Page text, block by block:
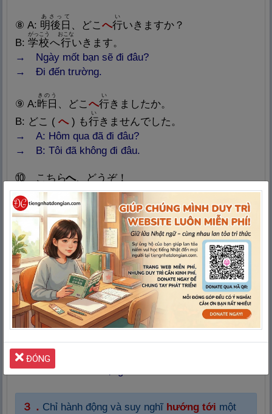
⑧ A: 明後 日
あさって
、どこへ行
HÀNH, HẠNH, HÀNG,
い
いきますか？
B: 学校
がっこう
へ行
HÀNH, HẠNH, HÀNG,
HẠNG
おこな
いきます。
→ Ngày mốt bạn sẽ đi đâu?
→ Đi đến trường.
⑨ A:昨日
きのう
、どこへ行
HÀNH, HẠNH, HÀNG,
HẠNG
い
きましたか。
B: どこ ( へ) も行
HÀNH, HẠNH, HÀNG,
HẠNG
い
きませんでした。
→ A: Hôm qua đã đi đâu?
→ B: Tôi đã không đi đâu.
⑩ こちらへ、どうぞ！
→ Xin mời đi lối này ạ.
⑪ 泉
khoáng)
いずみ
の上
Nghĩa: Trên, phía trên, đưa lên,
流
Nghĩa: Nước chảy, lưu hành
じょうりゅう
の 方
ほう
へ行
HẠNG
い
きましょう。
→ Chúng ta hãy đi lên phía thượng nguồn con suối.
⑫亀
Nghĩa: Con rùa
かめ
の
いけ
へ向
Nghĩa: Ngoảnh về, hướng về,
nhằm vào
む
かっています。
→ Tôi đang đi về phía hồ Con Rùa.
２.「へ」 (ni) có nghĩa làĐưa cho ai.
①田中
たなか
→ Lâu rồi tôi mới lại gửi thư cho anh tanaka.
３． Chỉ hành động và suy nghĩ hướng tới một
ĐÓNG